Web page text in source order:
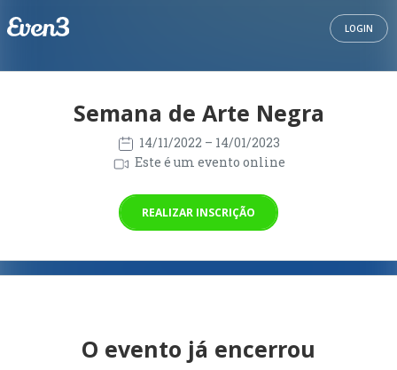
LOGIN
Semana de Arte Negra
14/11/2022 – 14/01/2023
Este é um evento online
REALIZAR INSCRIÇÃO
O evento já encerrou